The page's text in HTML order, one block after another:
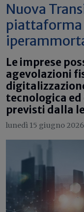
Nuova
piattaforma
Le imprese
agevolazioni
tecnologica
previsti dalla
lunedì 15 giugno